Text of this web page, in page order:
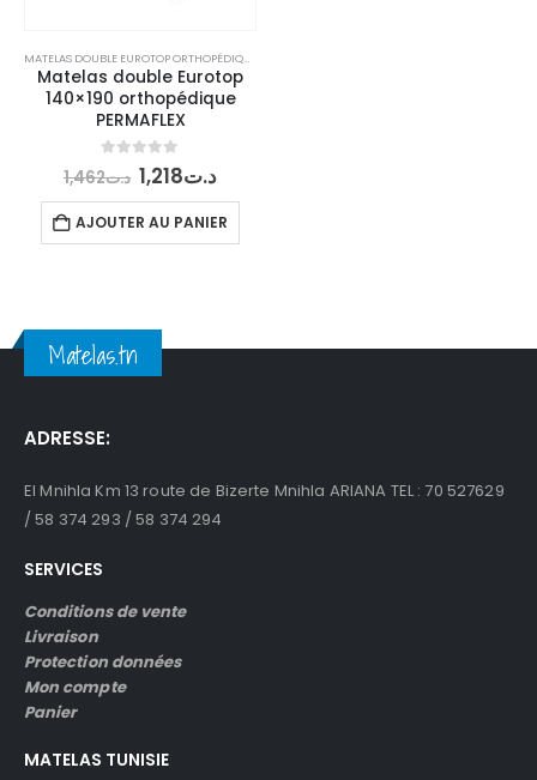
Matelas double Eurotop
140×190 orthopédique
PERMAFLEX
out of 5د.ت1,462 Le
prix
initial
était :
د.ت1,462.
د.ت1,218 Le
actuel
est :
AJOUTER AU PANIER
Matelas.tn
ADRESSE:
El Mnihla Km 13 route de Bizerte Mnihla ARIANA TEL : 70 527629
/ 58 374 293 / 58 374 294
SERVICES
Conditions de vente
Livraison
Protection données
Mon compte
Panier
MATELAS TUNISIE